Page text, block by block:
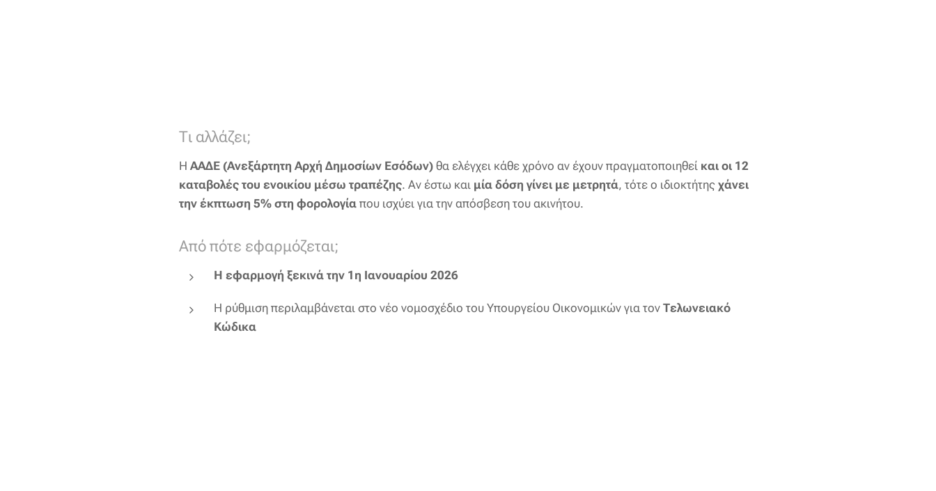
Τι αλλάζει;
Η ΑΑΔΕ (Ανεξάρτητη Αρχή Δημοσίων Εσόδων) θα ελέγχει κάθε χρόνο αν έχουν πραγματοποιηθεί και οι 12
καταβολές του ενοικίου μέσω τραπέζης. Αν έστω και μία δόση γίνει με μετρητά, τότε ο ιδιοκτήτης χάνει
την έκπτωση 5% στη φορολογία που ισχύει για την απόσβεση του ακινήτου.
Από πότε εφαρμόζεται;
Η εφαρμογή ξεκινά την 1η Ιανουαρίου 2026
Η ρύθμιση περιλαμβάνεται στο νέο νομοσχέδιο του Υπουργείου Οικονομικών για τον Τελωνειακό
Κώδικα